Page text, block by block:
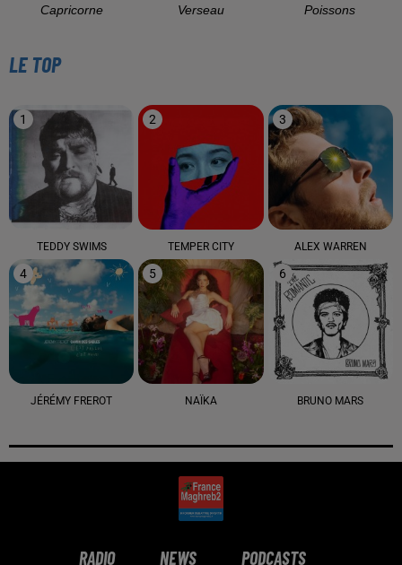
Capricorne Verseau Poissons
LE TOP
1
TEDDY SWIMS
2
TEMPER CITY
3
ALEX WARREN
4
JÉRÉMY FREROT
5
NAÏKA
6
BRUNO MARS
RADIO NEWS PODCASTS